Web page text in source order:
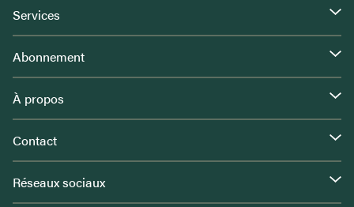
Services
Abonnement
À propos
Contact
Réseaux sociaux